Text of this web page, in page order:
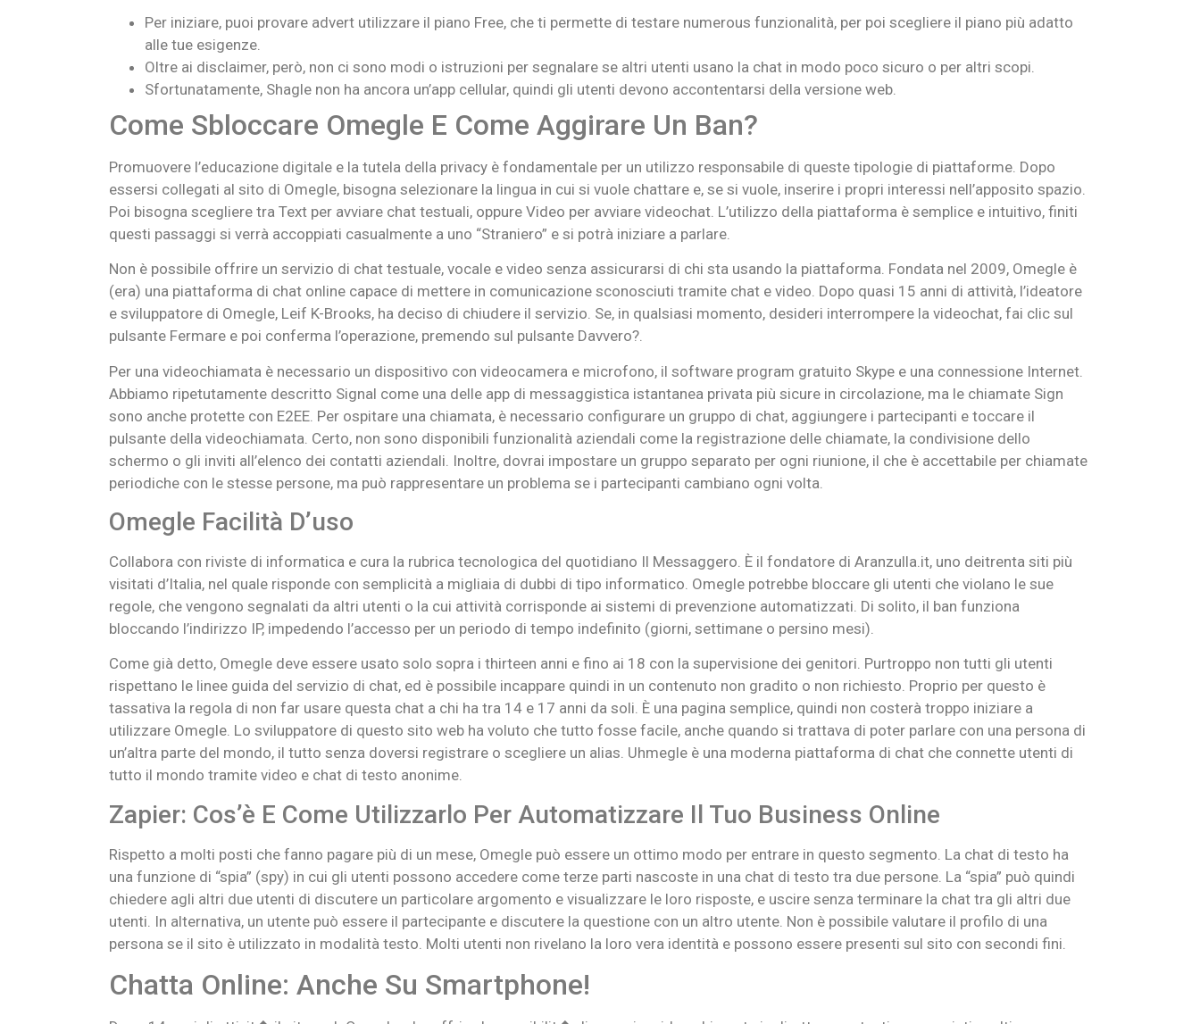
Per iniziare, puoi provare advert utilizzare il piano Free, che ti permette di testare numerous funzionalità, per poi scegliere il piano più adatto
alle tue esigenze.
Oltre ai disclaimer, però, non ci sono modi o istruzioni per segnalare se altri utenti usano la chat in modo poco sicuro o per altri scopi.
Sfortunatamente, Shagle non ha ancora un’app cellular, quindi gli utenti devono accontentarsi della versione web.
Come Sbloccare Omegle E Come Aggirare Un Ban?
Promuovere l’educazione digitale e la tutela della privacy è fondamentale per un utilizzo responsabile di queste tipologie di piattaforme. Dopo
essersi collegati al sito di Omegle, bisogna selezionare la lingua in cui si vuole chattare e, se si vuole, inserire i propri interessi nell’apposito spazio.
Poi bisogna scegliere tra Text per avviare chat testuali, oppure Video per avviare videochat. L’utilizzo della piattaforma è semplice e intuitivo, finiti
questi passaggi si verrà accoppiati casualmente a uno “Straniero” e si potrà iniziare a parlare.
Non è possibile offrire un servizio di chat testuale, vocale e video senza assicurarsi di chi sta usando la piattaforma. Fondata nel 2009, Omegle è
(era) una piattaforma di chat online capace di mettere in comunicazione sconosciuti tramite chat e video. Dopo quasi 15 anni di attività, l’ideatore
e sviluppatore di Omegle, Leif K-Brooks, ha deciso di chiudere il servizio. Se, in qualsiasi momento, desideri interrompere la videochat, fai clic sul
pulsante Fermare e poi conferma l’operazione, premendo sul pulsante Davvero?.
Per una videochiamata è necessario un dispositivo con videocamera e microfono, il software program gratuito Skype e una connessione Internet.
Abbiamo ripetutamente descritto Signal come una delle app di messaggistica istantanea privata più sicure in circolazione, ma le chiamate Sign
sono anche protette con E2EE. Per ospitare una chiamata, è necessario configurare un gruppo di chat, aggiungere i partecipanti e toccare il
pulsante della videochiamata. Certo, non sono disponibili funzionalità aziendali come la registrazione delle chiamate, la condivisione dello
schermo o gli inviti all’elenco dei contatti aziendali. Inoltre, dovrai impostare un gruppo separato per ogni riunione, il che è accettabile per chiamate
periodiche con le stesse persone, ma può rappresentare un problema se i partecipanti cambiano ogni volta.
Omegle Facilità D’uso
Collabora con riviste di informatica e cura la rubrica tecnologica del quotidiano Il Messaggero. È il fondatore di Aranzulla.it, uno deitrenta siti più
visitati d’Italia, nel quale risponde con semplicità a migliaia di dubbi di tipo informatico. Omegle potrebbe bloccare gli utenti che violano le sue
regole, che vengono segnalati da altri utenti o la cui attività corrisponde ai sistemi di prevenzione automatizzati. Di solito, il ban funziona
bloccando l’indirizzo IP, impedendo l’accesso per un periodo di tempo indefinito (giorni, settimane o persino mesi).
Come già detto, Omegle deve essere usato solo sopra i thirteen anni e fino ai 18 con la supervisione dei genitori. Purtroppo non tutti gli utenti
rispettano le linee guida del servizio di chat, ed è possibile incappare quindi in un contenuto non gradito o non richiesto. Proprio per questo è
tassativa la regola di non far usare questa chat a chi ha tra 14 e 17 anni da soli. È una pagina semplice, quindi non costerà troppo iniziare a
utilizzare Omegle. Lo sviluppatore di questo sito web ha voluto che tutto fosse facile, anche quando si trattava di poter parlare con una persona di
un’altra parte del mondo, il tutto senza doversi registrare o scegliere un alias. Uhmegle è una moderna piattaforma di chat che connette utenti di
tutto il mondo tramite video e chat di testo anonime.
Zapier: Cos’è E Come Utilizzarlo Per Automatizzare Il Tuo Business Online
Rispetto a molti posti che fanno pagare più di un mese, Omegle può essere un ottimo modo per entrare in questo segmento. La chat di testo ha
una funzione di “spia” (spy) in cui gli utenti possono accedere come terze parti nascoste in una chat di testo tra due persone. La “spia” può quindi
chiedere agli altri due utenti di discutere un particolare argomento e visualizzare le loro risposte, e uscire senza terminare la chat tra gli altri due
utenti. In alternativa, un utente può essere il partecipante e discutere la questione con un altro utente. Non è possibile valutare il profilo di una
persona se il sito è utilizzato in modalità testo. Molti utenti non rivelano la loro vera identità e possono essere presenti sul sito con secondi fini.
Chatta Online: Anche Su Smartphone!